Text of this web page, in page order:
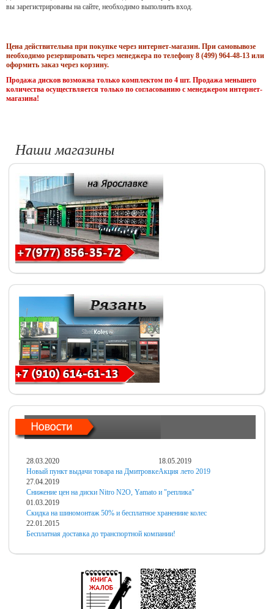
вы зарегистрированы на сайте, необходимо выполнить вход.
Цена действительна при покупке через интернет-магазин. При самовывозе
необходимо резервировать через менеджера по телефону 8 (499) 964-48-13 или
оформить заказ через корзину.
Продажа дисков возможна только комплектом по 4 шт. Продажа меньшего
количества осуществляется только по согласованию с менеджером интернет-
магазина!
Наши магазины
28.03.2020
Новый пункт выдачи товара на Дмитровке
18.05.2019
Акция лето 2019
27.04.2019
Снижение цен на диски Nitro N2O, Yamato и "реплика"
01.03.2019
Скидка на шиномонтаж 50% и бесплатное хранениие колес
22.01.2015
Бесплатная доставка до транспортной компании!